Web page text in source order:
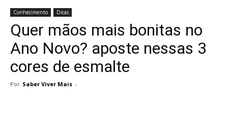
Conhecimento Dicas
Quer mãos mais bonitas no
Ano Novo? aposte nessas 3
cores de esmalte
Por Saber Viver Mais -